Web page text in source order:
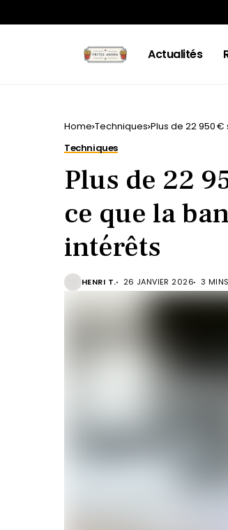
Actualités
Home Techniques Plus de 22 950
Techniques
Plus de 22
ce que la
intérêts
HENRI T. 26 JANVIER 2026 3